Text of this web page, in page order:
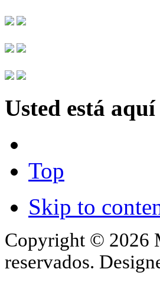
Usted está aquí
Top
Skip to
Copyright © 2026
reservados.